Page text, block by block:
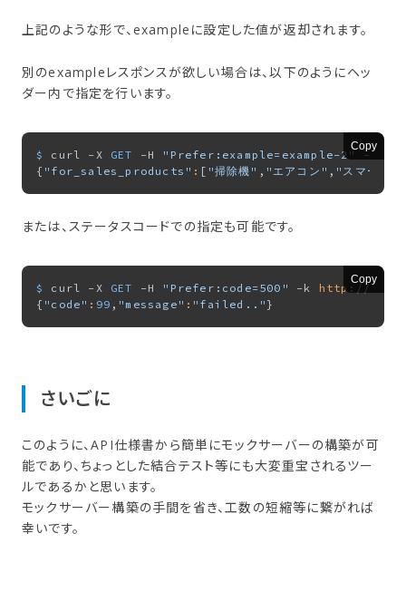
上記のような形で、exampleに設定した値が返却されます。
別のexampleレスポンスが欲しい場合は、以下のようにヘッ
ダー内で指定を行います。
Copy
$ curl -X GET -H "Prefer:example=example-2" -k
{ "for_sales_products" : [ "掃除機" , "エアコン" , "スマート
または、ステータスコードでの指定も可能です。
Copy
$ curl -X GET -H "Prefer:code=500" -k http: / /
{ "code" : 99 , "message" : "failed.."
さい​ごに
このように、API仕様書から簡単にモックサーバーの構築が可
能であり、ちょっとした結合テスト等にも大変重宝されるツー
ルであるかと思います。
モックサーバー構築の手間を省き、工数の短縮等に繋がれば
幸いです。